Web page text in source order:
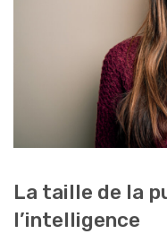
La taille de la
l’intelligence